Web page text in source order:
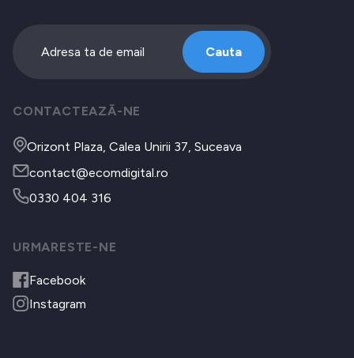
Cauta
CONTACTEAZĂ-NE
Orizont Plaza, Calea Unirii 37, Suceava
contact@ecomdigital.ro
0330 404 316
URMARESTE-NE
Facebook
Instagram